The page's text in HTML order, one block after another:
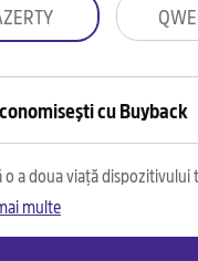
cu Buyback
o a doua viață dispozitivului
multe